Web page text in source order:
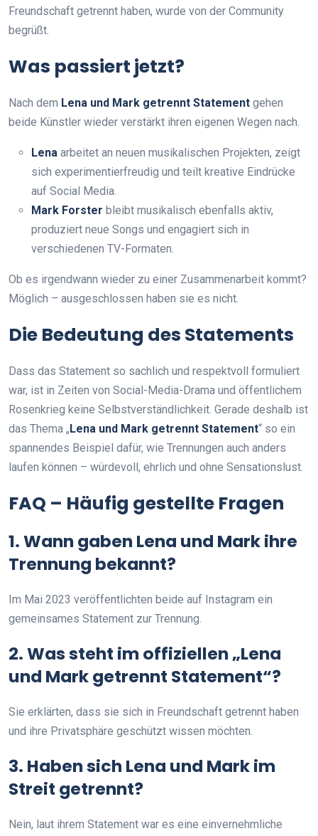
Freundschaft getrennt haben, wurde von der Community
begrüßt.
Was passiert jetzt?
Nach dem Lena und Mark getrennt Statement gehen
beide Künstler wieder verstärkt ihren eigenen Wegen nach.
Lena arbeitet an neuen musikalischen Projekten, zeigt
sich experimentierfreudig und teilt kreative Eindrücke
auf Social Media.
Mark Forster bleibt musikalisch ebenfalls aktiv,
produziert neue Songs und engagiert sich in
verschiedenen TV-Formaten.
Ob es irgendwann wieder zu einer Zusammenarbeit kommt?
Möglich – ausgeschlossen haben sie es nicht.
Die Bedeutung des Statements
Dass das Statement so sachlich und respektvoll formuliert
war, ist in Zeiten von Social-Media-Drama und öffentlichem
Rosenkrieg keine Selbstverständlichkeit. Gerade deshalb ist
das Thema „ Lena und Mark getrennt Statement“ so ein
spannendes Beispiel dafür, wie Trennungen auch anders
laufen können – würdevoll, ehrlich und ohne Sensationslust.
FAQ – Häufig gestellte Fragen
1. Wann gaben Lena und Mark ihre
Trennung bekannt?
Im Mai 2023 veröffentlichten beide auf Instagram ein
gemeinsames Statement zur Trennung.
2. Was steht im offiziellen „Lena
und Mark getrennt Statement“?
Sie erklärten, dass sie sich in Freundschaft getrennt haben
und ihre Privatsphäre geschützt wissen möchten.
3. Haben sich Lena und Mark im
Streit getrennt?
Nein, laut ihrem Statement war es eine einvernehmliche